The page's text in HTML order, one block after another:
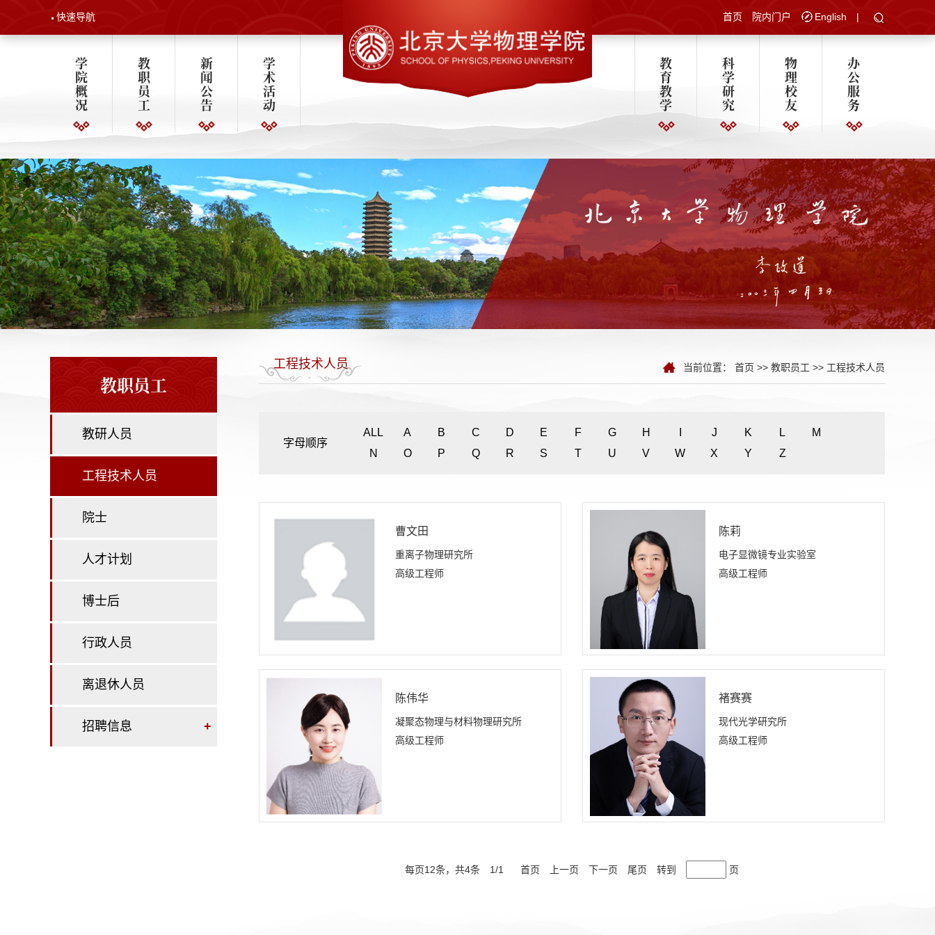
快速导航 首页 院内门户 English |
学
院
概
况
教
职
员
工
新
闻
公
告
学
术
活
动
教
育
教
学
科
学
研
究
物
理
校
友
办
公
服
务
教职员工
教研人员
工程技术人员
院士
人才计划
博士后
行政人员
离退休人员
招聘信息 +
工程技术人员 当前位置： 首页 >> 教职员工 >> 工程技术人员
字母顺序
ALL A B C D E F G H J K L
M
N
O P Q R S T U V W X Y Z
曹文田
重离子物理研究所
高级工程师
陈莉
电子显微镜专业实验室
高级工程师
陈伟华
凝聚态物理与材料物理研究所
高级工程师
褚赛赛
现代光学研究所
高级工程师
每页12条，共4条 1/1 首页 上一页 下一页 尾页 转到 页